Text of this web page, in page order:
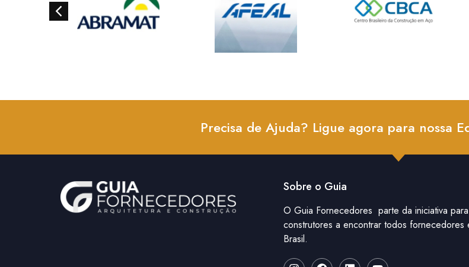
Precisa de Ajuda? Ligue agora para nossa
Sobre o Guia
O Guia Fornecedores parte da iniciativa
construtores a encontrar todos fornecedores
Brasil.